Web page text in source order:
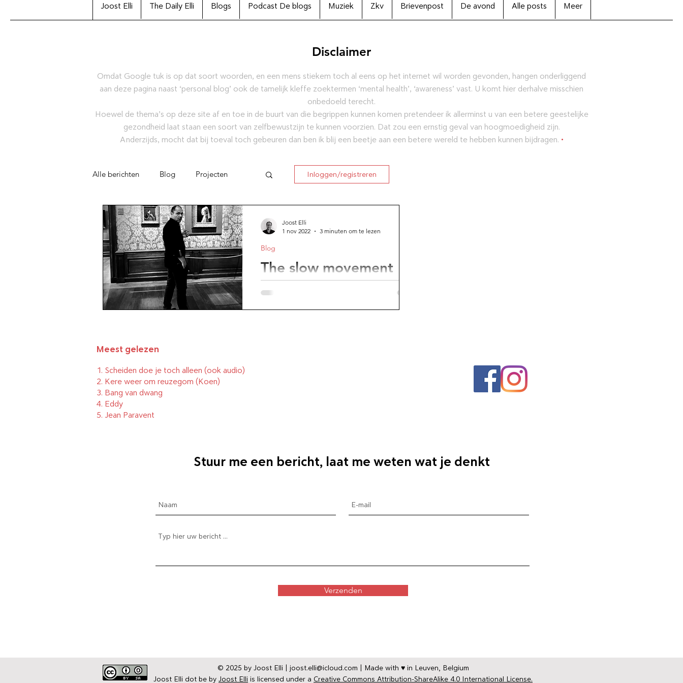
Joost Elli The Daily Elli Blogs Podcast De blogs Muziek Zkv Brievenpost De avond Alle posts Meer
Disclaimer
Omdat Google tuk is op dat soort woorden, en een mens stiekem toch al eens op het internet wil worden gevonden, hangen onderliggend
aan deze pagina naast ‘personal blog’ ook de tamelijk kleffe zoektermen ‘mental health’, ‘awareness’ vast. U komt hier derhalve misschien
onbedoeld terecht.
Hoewel de thema’s op deze site af en toe in de buurt van die begrippen kunnen komen pretendeer ik allerminst u van een betere geestelijke
gezondheid laat staan een soort van zelfbewustzijn te kunnen voorzien. Dat zou een ernstig geval van hoogmoedigheid zijn.
Anderzijds, mocht dat bij toeval toch gebeuren dan ben ik blij een beetje aan een betere wereld te hebben kunnen bijdragen. •
Alle berichten Blog Projecten
Artikel Joost Elli Archiefcollectie
Brievenpost Podcast De avond
Boeken die u niet vroeg
The Daily Elli 51-101
The Daily Elli 102-152
The Daily Elli 251-300
Inloggen/registreren
The slow movement
Bingewatchen is vluchtig kijken naar een
fastfood wordt gegeten.
Blog
Joost Elli
1 nov 2022
3 minuten om te lezen
Meest gelezen
1. Scheiden doe je toch alleen (ook audio)
2. Kere weer om reuzegom (Koen)
3. Bang van dwang
4. Eddy
5. Jean Paravent
Stuur me een bericht, laat me weten wat je denkt
Verzenden
© 2025 by Joost Elli | joost.elli@icloud.com | Made with ♥ in Leuven, Belgium
Joost Elli dot be by Joost Elli is licensed under a Creative Commons Attribution-ShareAlike 4.0 International License.